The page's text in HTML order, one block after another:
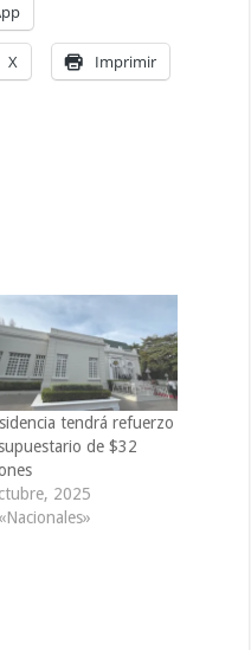
X Imprimir
tendrá refuerzo
de $32
2025